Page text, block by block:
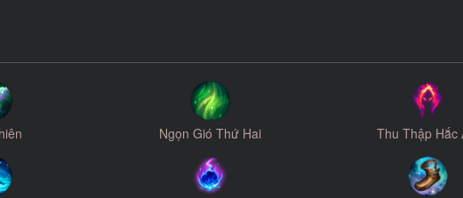
Ngọn Gió Thứ Hai Thu Thập Hắc